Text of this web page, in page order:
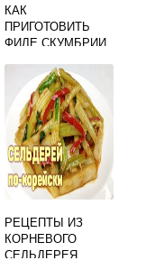
КАК
ПРИГОТОВИТЬ
ФИЛЕ СКУМБРИИ
РЕЦЕПТЫ ИЗ
КОРНЕВОГО
СЕЛЬДЕРЕЯ